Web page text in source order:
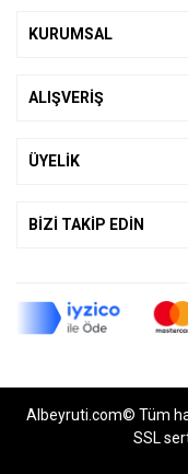
KURUMSAL
ALIŞVERİŞ
ÜYELİK
BİZİ TAKİP EDİN
Albeyruti.com© Tüm
SSL